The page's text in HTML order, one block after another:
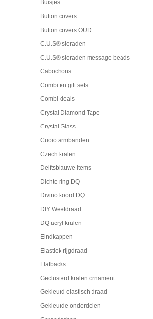
Buisjes
Button covers
Button covers OUD
C.U.S® sieraden
C.U.S® sieraden message beads
Cabochons
Combi en gift sets
Combi-deals
Crystal Diamond Tape
Crystal Glass
Cuoio armbanden
Czech kralen
Delftsblauwe items
Dichte ring DQ
Divino koord DQ
DIY Weefdraad
DQ acryl kralen
Eindkappen
Elastiek rijgdraad
Flatbacks
Geclusterd kralen ornament
Gekleurd elastisch draad
Gekleurde onderdelen